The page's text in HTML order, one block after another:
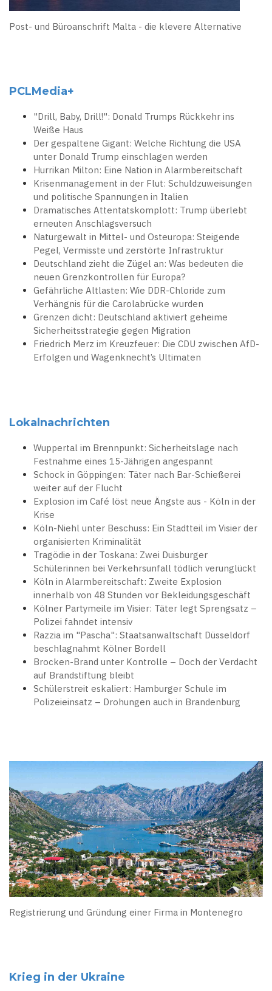
Post- und Büroanschrift Malta - die klevere Alternative
PCLMedia+
"Drill, Baby, Drill!": Donald Trumps Rückkehr ins
Weiße Haus
Der gespaltene Gigant: Welche Richtung die USA
unter Donald Trump einschlagen werden
Hurrikan Milton: Eine Nation in Alarmbereitschaft
Krisenmanagement in der Flut: Schuldzuweisungen
und politische Spannungen in Italien
Dramatisches Attentatskomplott: Trump überlebt
erneuten Anschlagsversuch
Naturgewalt in Mittel- und Osteuropa: Steigende
Pegel, Vermisste und zerstörte Infrastruktur
Deutschland zieht die Zügel an: Was bedeuten die
neuen Grenzkontrollen für Europa?
Gefährliche Altlasten: Wie DDR-Chloride zum
Verhängnis für die Carolabrücke wurden
Grenzen dicht: Deutschland aktiviert geheime
Sicherheitsstrategie gegen Migration
Friedrich Merz im Kreuzfeuer: Die CDU zwischen AfD-
Erfolgen und Wagenknecht’s Ultimaten
Lokalnachrichten
Wuppertal im Brennpunkt: Sicherheitslage nach
Festnahme eines 15-Jährigen angespannt
Schock in Göppingen: Täter nach Bar-Schießerei
weiter auf der Flucht
Explosion im Café löst neue Ängste aus - Köln in der
Krise
Köln-Niehl unter Beschuss: Ein Stadtteil im Visier der
organisierten Kriminalität
Tragödie in der Toskana: Zwei Duisburger
Schülerinnen bei Verkehrsunfall tödlich verunglückt
Köln in Alarmbereitschaft: Zweite Explosion
innerhalb von 48 Stunden vor Bekleidungsgeschäft
Kölner Partymeile im Visier: Täter legt Sprengsatz –
Polizei fahndet intensiv
Razzia im "Pascha": Staatsanwaltschaft Düsseldorf
beschlagnahmt Kölner Bordell
Brocken-Brand unter Kontrolle – Doch der Verdacht
auf Brandstiftung bleibt
Schülerstreit eskaliert: Hamburger Schule im
Polizeieinsatz – Drohungen auch in Brandenburg
Registrierung und Gründung einer Firma in Montenegro
Krieg in der Ukraine